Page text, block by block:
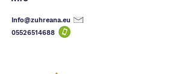
Info@zuhreana.eu
05526514688